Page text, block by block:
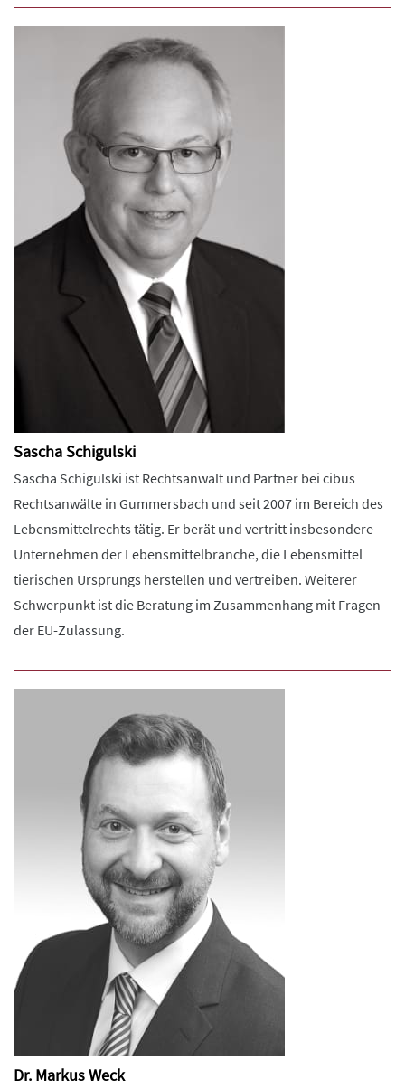
Sascha Schigulski
Sascha Schigulski ist Rechtsanwalt und Partner bei cibus
Rechtsanwälte in Gummersbach und seit 2007 im Bereich des
Lebensmittelrechts tätig. Er berät und vertritt insbesondere
Unternehmen der Lebensmittelbranche, die Lebensmittel
tierischen Ursprungs herstellen und vertreiben. Weiterer
Schwerpunkt ist die Beratung im Zusammenhang mit Fragen
der EU-Zulassung.
Dr. Markus Weck